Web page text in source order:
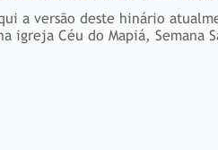
versão deste hinário
Céu do Mapiá, Semana